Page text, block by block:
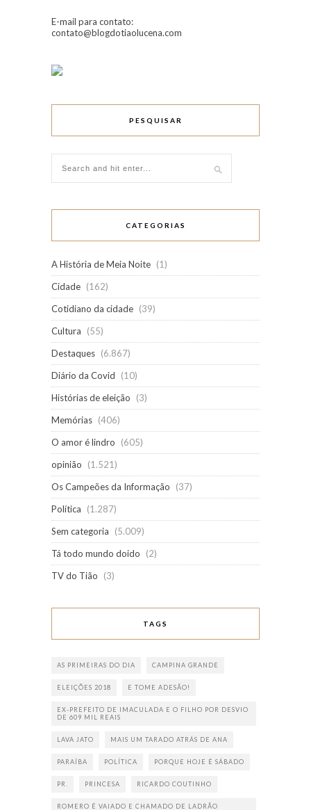
E-mail para contato:
contato@blogdotiaolucena.com
PESQUISAR
CATEGORIAS
A História de Meia Noite (1)
Cidade (162)
Cotidiano da cidade (39)
Cultura
(55)
Destaques (6.867)
Diário da Covid
(10)
Histórias de eleição
(3)
Memórias (406)
O amor é lindro
(605)
opinião
(1.521)
Os Campeões da Informação
(37)
Política
(1.287)
Sem categoria
(5.009)
Tá todo mundo doido
(2)
TV do Tião
(3)
TAGS
AS PRIMEIRAS DO DIA CAMPINA GRANDE
ELEIÇÕES 2018 E TOME ADESÃO!
EX-PREFEITO DE IMACULADA E O FILHO POR DESVIO
DE 609 MIL REAIS
LAVA JATO MAIS UM TARADO ATRÁS DE ANA
PARAÍBA POLÍTICA PORQUE HOJE É SÁBADO
PR. PRINCESA RICARDO COUTINHO
ROMERO É VAIADO E CHAMADO DE LADRÃO